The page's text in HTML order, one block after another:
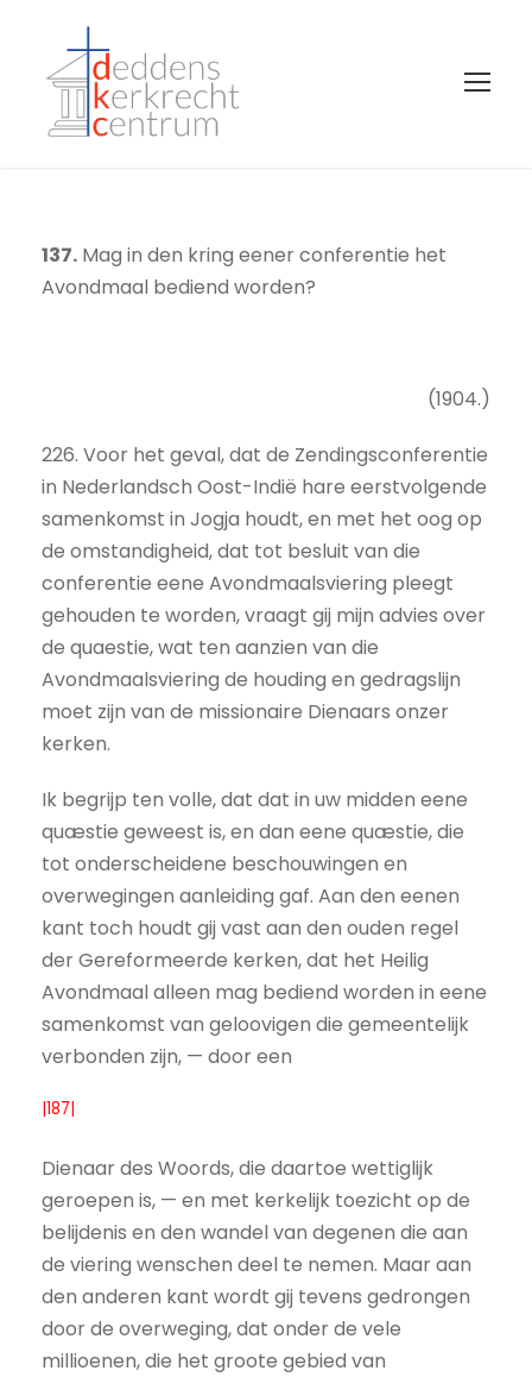
137. Mag in den kring eener conferentie het
Avondmaal bediend worden?
(1904.)
226. Voor het geval, dat de Zendingsconferentie
in Nederlandsch Oost-Indië hare eerstvolgende
samenkomst in Jogja houdt, en met het oog op
de omstandigheid, dat tot besluit van die
conferentie eene Avondmaalsviering pleegt
gehouden te worden, vraagt gij mijn advies over
de quaestie, wat ten aanzien van die
Avondmaalsviering de houding en gedragslijn
moet zijn van de missionaire Dienaars onzer
kerken.
Ik begrijp ten volle, dat dat in uw midden eene
quæstie geweest is, en dan eene quæstie, die
tot onderscheidene beschouwingen en
overwegingen aanleiding gaf. Aan den eenen
kant toch houdt gij vast aan den ouden regel
der Gereformeerde kerken, dat het Heilig
Avondmaal alleen mag bediend worden in eene
samenkomst van geloovigen die gemeentelijk
verbonden zijn, — door een
|187|
Dienaar des Woords, die daartoe wettiglijk
geroepen is, — en met kerkelijk toezicht op de
belijdenis en den wandel van degenen die aan
de viering wenschen deel te nemen. Maar aan
den anderen kant wordt gij tevens gedrongen
door de overweging, dat onder de vele
millioenen, die het groote gebied van